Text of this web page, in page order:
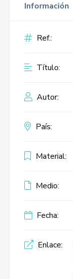
Información
Ref.:
Título:
Autor:
País:
Material:
Medio:
Fecha:
Enlace: